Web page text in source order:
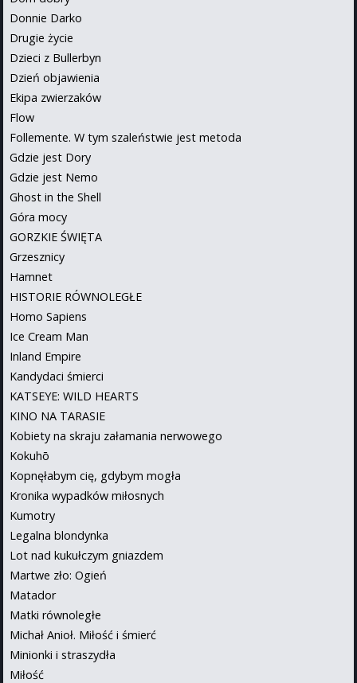
Donnie Darko
Drugie życie
Dzieci z Bullerbyn
Dzień objawienia
Ekipa zwierzaków
Flow
Follemente. W tym szaleństwie jest metoda
Gdzie jest Dory
Gdzie jest Nemo
Ghost in the Shell
Góra mocy
GORZKIE ŚWIĘTA
Grzesznicy
Hamnet
HISTORIE RÓWNOLEGŁE
Homo Sapiens
Ice Cream Man
Inland Empire
Kandydaci śmierci
KATSEYE: WILD HEARTS
KINO NA TARASIE
Kobiety na skraju załamania nerwowego
Kokuhō
Kopnęłabym cię, gdybym mogła
Kronika wypadków miłosnych
Kumotry
Legalna blondynka
Lot nad kukułczym gniazdem
Martwe zło: Ogień
Matador
Matki równoległe
Michał Anioł. Miłość i śmierć
Minionki i straszydła
Miłość